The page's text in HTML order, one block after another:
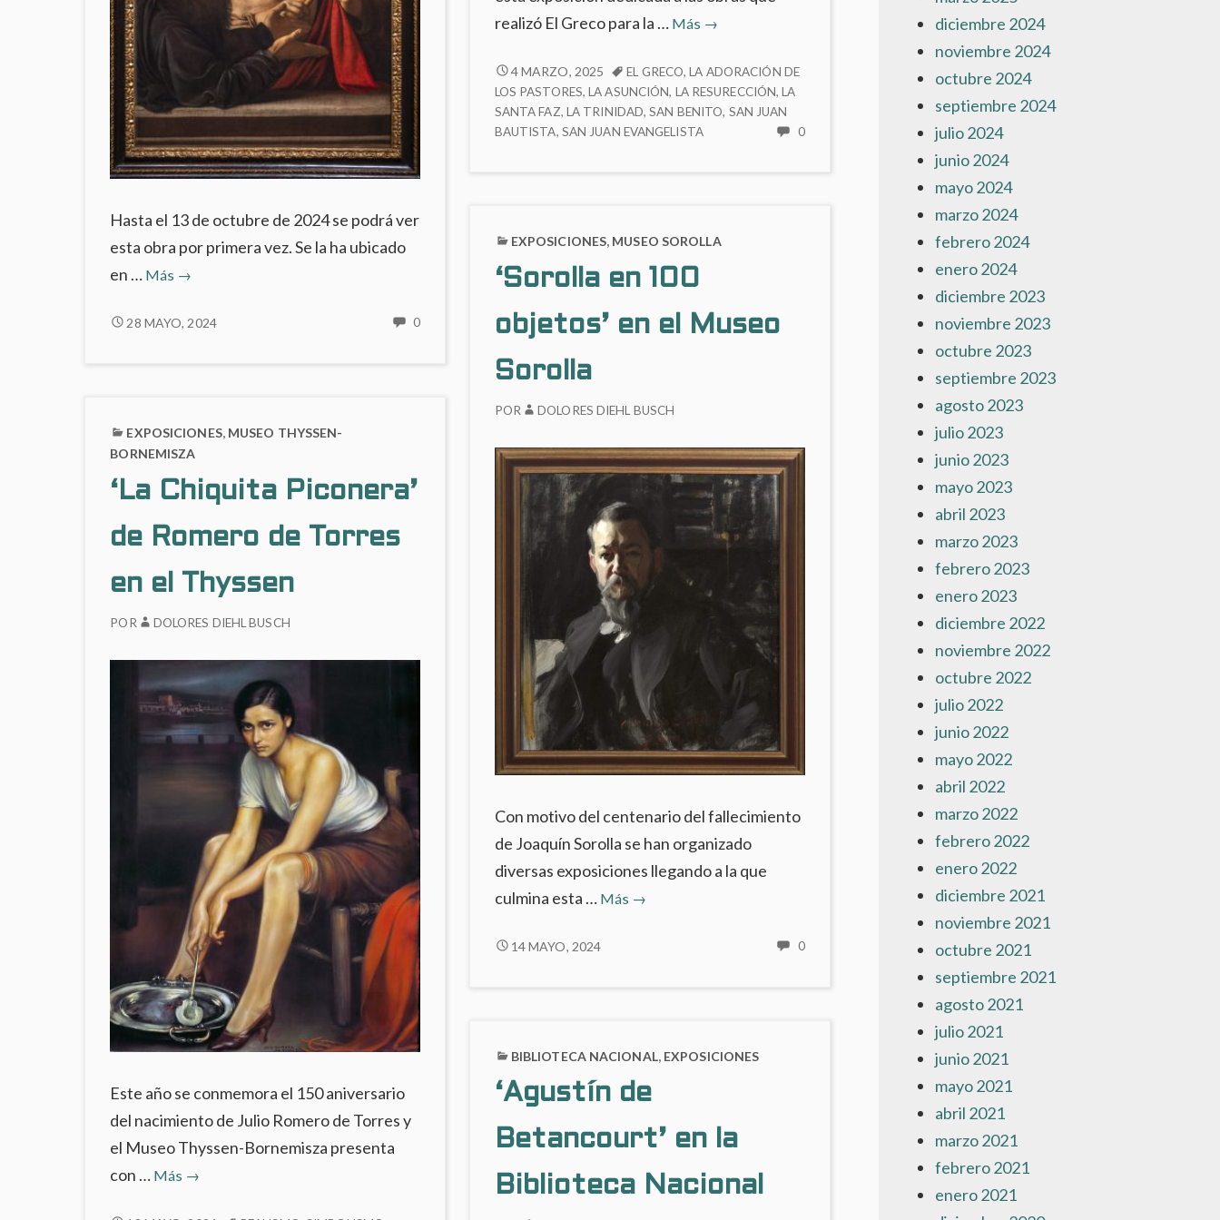
realizó El Greco para la … Más ‘El
en
el
Museo
→
‘EL
GRECO’
EN
EL
4 MARZO, 2025 EL GRECO,LA ADORACIÓN DE
LOS PASTORES,LA ASUNCIÓN, LA RESURECCIÓN,LA
SANTA FAZ, LA TRINIDAD,SAN BENITO, SAN JUAN
BAUTISTA, SAN JUAN EVANGELISTA 0NO
Hasta el 13 de octubre de 2024 se podrá ver
esta obra por primera vez. Se la ha ubicado
en … Más El
Homo’
→
EL
EN
EL
28 MAYO, 2024 0NO
COMENTARIOS
EXPOSICIONES, MUSEO SOROLLA
‘Sorolla en 100
objetos’ en el Museo
Sorolla
POR DOLORES DIEHL BUSCH
Con motivo del centenario del fallecimiento
de Joaquín Sorolla se han organizado
diversas exposiciones llegando a la que
culmina esta … Más ‘Sorolla
Sorolla
→
‘SOROLLA
EL
SOROLLA
14 MAYO, 2024 0NO
EXPOSICIONES, MUSEO THYSSEN-
BORNEMISZA
‘La Chiquita Piconera’
de Romero de Torres
en el Thyssen
POR DOLORES DIEHL BUSCH
Este año se conmemora el 150 aniversario
del nacimiento de Julio Romero de Torres y
el Museo Thyssen-Bornemisza presenta
con … Más ‘La
→
BIBLIOTECA NACIONAL, EXPOSICIONES
‘Agustín de
Betancourt’ en la
Biblioteca Nacional
diciembre 2024
noviembre 2024
octubre 2024
septiembre 2024
julio 2024
junio 2024
mayo 2024
marzo 2024
febrero 2024
enero 2024
diciembre 2023
noviembre 2023
octubre 2023
septiembre 2023
agosto 2023
julio 2023
junio 2023
mayo 2023
abril 2023
marzo 2023
febrero 2023
enero 2023
diciembre 2022
noviembre 2022
octubre 2022
julio 2022
junio 2022
mayo 2022
abril 2022
marzo 2022
febrero 2022
enero 2022
diciembre 2021
noviembre 2021
octubre 2021
septiembre 2021
agosto 2021
julio 2021
junio 2021
mayo 2021
abril 2021
marzo 2021
febrero 2021
enero 2021